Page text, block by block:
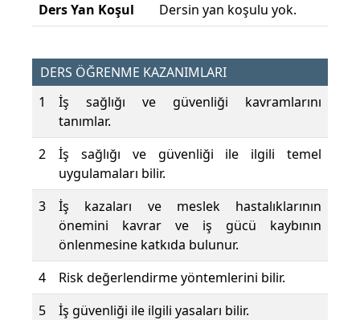
Ders Yan Koşul
Dersin yan koşulu yok.
DERS ÖĞRENME KAZANIMLARI
1
İş sağlığı ve güvenliği kavramlarını
tanımlar.
2
İş sağlığı ve güvenliği ile ilgili temel
uygulamaları bilir.
3
İş kazaları ve meslek hastalıklarının
önemini kavrar ve iş gücü kaybının
önlenmesine katkıda bulunur.
4
Risk değerlendirme yöntemlerini bilir.
5
İş güvenliği ile ilgili yasaları bilir.